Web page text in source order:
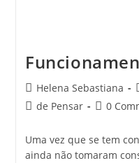
Post
author:
Helena Sebastiana
Postde Pensar
Post
0
Uma vez que se tem
ainda não tomaram